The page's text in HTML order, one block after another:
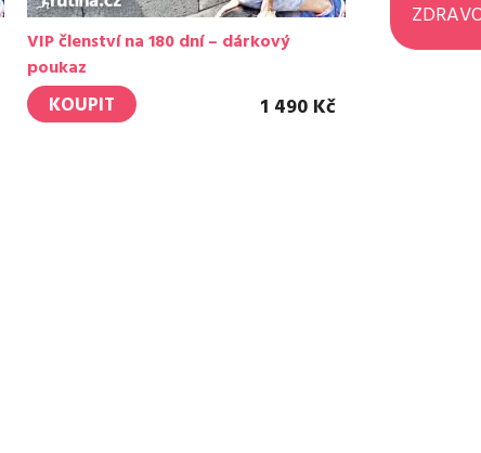
VIP členství na 180 dní – dárkový
poukaz
KOUPIT 1 490 Kč